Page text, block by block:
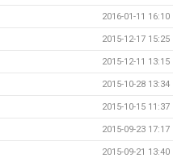
2016-01-11 16:10
2015-12-17 15:25
2015-12-11 13:15
2015-10-28 13:34
2015-10-15 11:37
2015-09-23 17:17
2015-09-21 13:40